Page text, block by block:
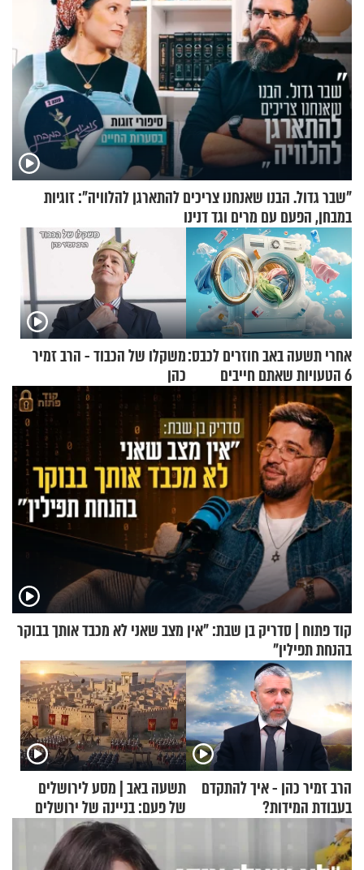
"שבר גדול. הבנו שאנחנו צריכים להתארגן להלוויה": זוגיות
במבחן, הפעם עם מרים וגד דנינו
אחרי תשעה באב חוזרים לכבס:
6 הטעויות שאתם חייבים
להפסיק לעשות
משקלו של הכבוד - הרב זמיר
כהן
קוד פתוח | סדריק בן שבת: "אין מצב שאני לא מכבד אותך בבוקר
בהנחת תפילין"
הרב זמיר כהן - איך להתקדם
בעבודת המידות?
תשעה באב | מסע לירושלים
של פעם: בניינה של ירושלים